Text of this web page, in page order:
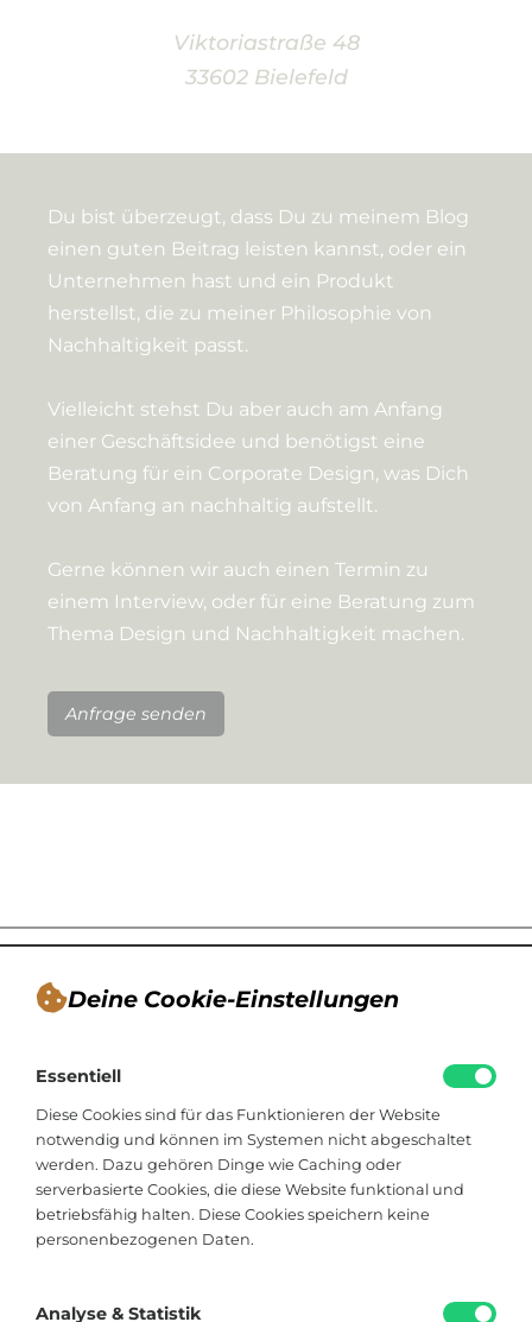
Deine Cookie-Einstellungen
Essentiell
Diese Cookies sind für das Funktionieren der Website
notwendig und können im Systemen nicht abgeschaltet
werden. Dazu gehören Dinge wie Caching oder
serverbasierte Cookies, die diese Website funktional und
betriebsfähig halten. Diese Cookies speichern keine
personenbezogenen Daten.
Analyse & Statistik
Viktoriastraße 48
33602 Bielefeld
Du bist überzeugt, dass Du zu meinem Blog
einen guten Beitrag leisten kannst, oder ein
Unternehmen hast und ein Produkt
herstellst, die zu meiner Philosophie von
Nachhaltigkeit passt.
Vielleicht stehst Du aber auch am Anfang
einer Geschäftsidee und benötigst eine
Beratung für ein Corporate Design, was Dich
von Anfang an nachhaltig aufstellt.
Gerne können wir auch einen Termin zu
einem Interview, oder für eine Beratung zum
Thema Design und Nachhaltigkeit machen.
Anfrage senden
Blogger, Berater für nachhaltiges
Kommunikationsdesign, Catering
Viktoriastraße 48
33602 Bielefeld
hallo@soistfein.de